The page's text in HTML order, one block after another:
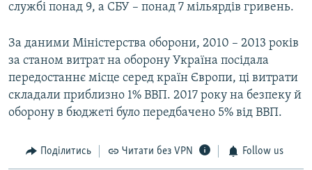
службі понад 9, а СБУ ‎– понад 7 мільярдів гривень.
За даними Міністерства оборони, 2010 – 2013 років
за станом витрат на оборону Україна посідала
передостаннє місце серед країн Європи, ці витрати
складали приблизно 1% ВВП. 2017 року на безпеку й
оборону в бюджеті було передбачено 5% від ВВП.
Поділитись Читати без VPN Follow us